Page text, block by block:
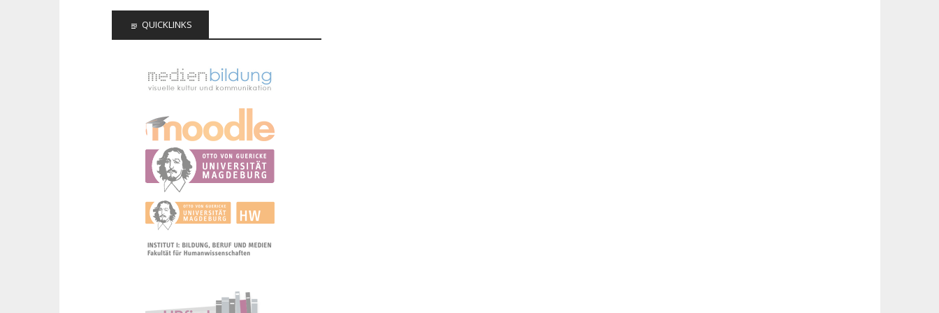
QUICKLINKS